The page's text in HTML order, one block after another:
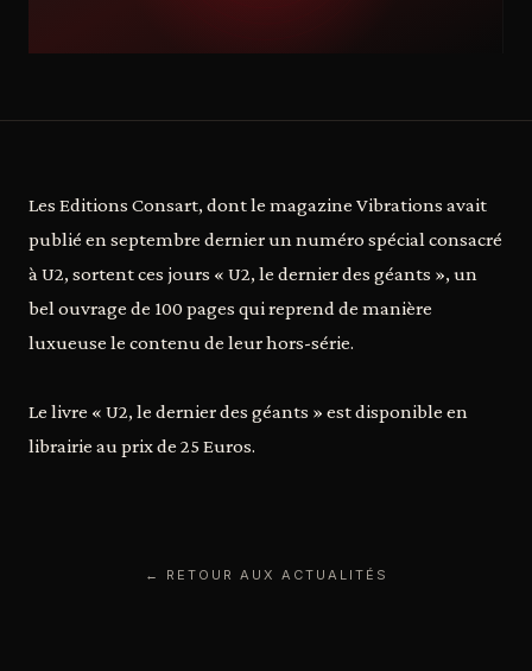
Les Editions Consart, dont le magazine Vibrations avait
publié en septembre dernier un numéro spécial consacré
à U2, sortent ces jours « U2, le dernier des géants », un
bel ouvrage de 100 pages qui reprend de manière
luxueuse le contenu de leur hors-série.
Le livre « U2, le dernier des géants » est disponible en
librairie au prix de 25 Euros.
← RETOUR AUX ACTUALITÉS